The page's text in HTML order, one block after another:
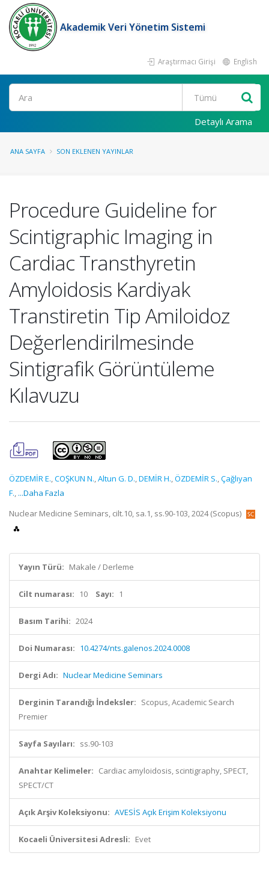
Akademik Veri Yönetim Sistemi
Araştırmacı Girişi English
Ara
Detaylı Arama
ANA SAYFA SON EKLENEN YAYINLAR
Procedure Guideline for
Scintigraphic Imaging in
Cardiac Transthyretin
Amyloidosis Kardiyak
Transtiretin Tip Amiloidoz
Değerlendirilmesinde
Sintigrafik Görüntüleme
Kılavuzu
ÖZDEMİR E.,COŞKUN N.,Altun G. D.,DEMİR H.,ÖZDEMİR S.,Çağlıyan
F., ...Daha Fazla
Nuclear Medicine Seminars, cilt.10, sa.1, ss.90-103, 2024 (Scopus)
Yayın Türü: Makale / Derleme
Cilt numarası: 10 Sayı: 1
Basım Tarihi: 2024
Doi Numarası: 10.4274/nts.galenos.2024.0008
Dergi Adı: Nuclear Medicine Seminars
Derginin Tarandığı İndeksler: Scopus, Academic Search
Premier
Sayfa Sayıları: ss.90-103
Anahtar Kelimeler: Cardiac amyloidosis, scintigraphy, SPECT,
SPECT/CT
Açık Arşiv Koleksiyonu: AVESİS Açık Erişim Koleksiyonu
Kocaeli Üniversitesi Adresli: Evet